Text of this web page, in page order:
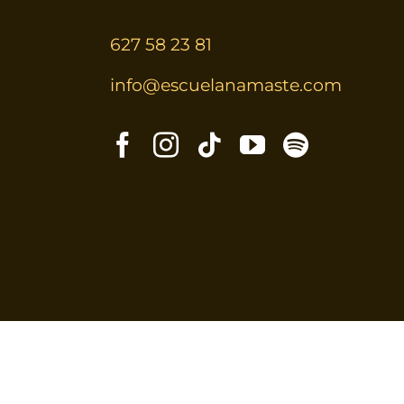
627 58 23 81
info@escuelanamaste.com